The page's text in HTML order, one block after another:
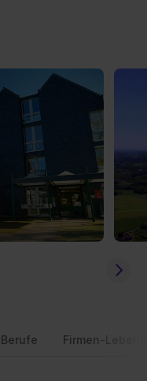
Berufe Firmen-